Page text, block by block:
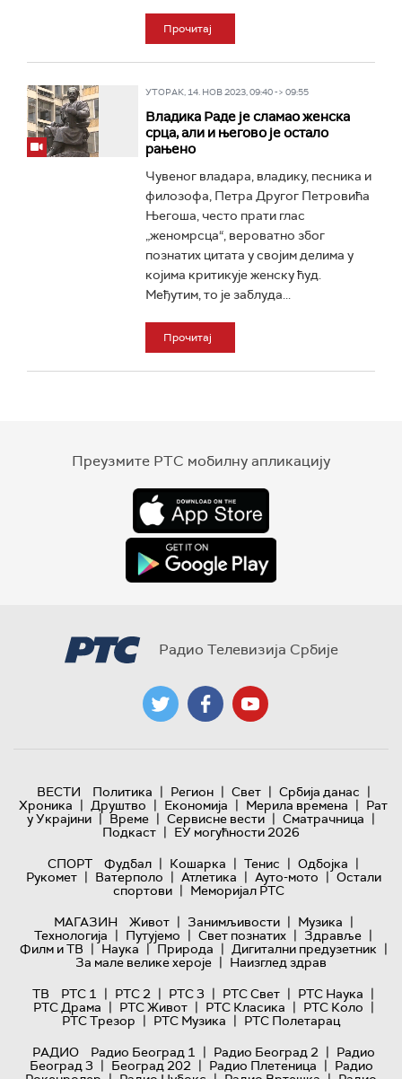
Прочитај
УТОРАК, 14. НОВ 2023, 09:40 -> 09:55
Владика Раде је сламао женска
срца, али и његово је остало
рањено
Чувеног владара, владику, песника и
филозофа, Петра Другог Петровића
Његоша, често прати глас
„женомрсца“, вероватно због
познатих цитата у својим делима у
којима критикује женску ћуд.
Међутим, то је заблуда...
Прочитај
Преузмите РТС мобилну апликацију
Радио Телевизија Србије
ВЕСТИ Политика | Регион | Свет | Србија данас |
Хроника | Друштво | Економија | Мерила времена | Рат
у Украјини | Време | Сервисне вести | Сматрачница |
Подкаст | ЕУ могућности 2026
СПОРТ
Фудбал | Кошарка | Тенис | Одбојка |
Рукомет | Ватерполо | Атлетика | Ауто-мото | Остали
спортови | Меморијал РТС
МАГАЗИН
Живот | Занимљивости | Музика |
Технологијa | Путујемо | Свет познатих | Здравље |
Филм и ТВ | Наука | Природа | Дигитални предузетник |
За мале велике хероје | Наизглед здрав
ТВ
РТС 1 | РТС 2 | РТС 3 | РТС Свет | РТС Наука |
РТС Драма | РТС Живот | РТС Класика | РТС Коло |
РТС Трезор | РТС Музика | РТС Полетарац
РАДИО
Радио Београд 1 | Радио Београд 2 | Радио
Београд 3 | Београд 202 | Радио Плетеница | Радио